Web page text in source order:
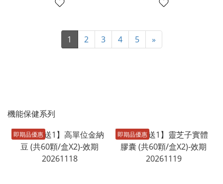
1 2 3 4 5 »
機能保健系列
即期品優惠 即期品優惠